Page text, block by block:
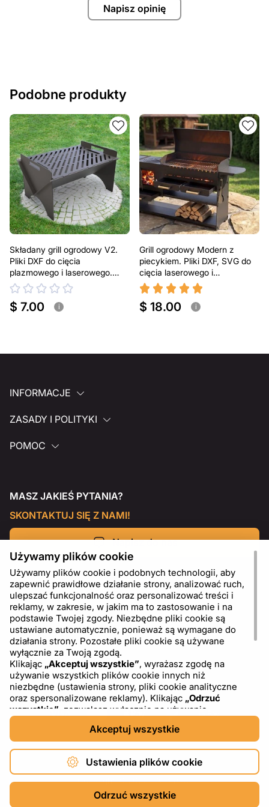
Napisz opinię
Podobne produkty
Składany grill ogrodowy V2.
Pliki DXF do cięcia
plazmowego i laserowego.
Przenośny grill BBQ
$ 7.00 i
Grill ogrodowy Modern z
piecykiem. Pliki DXF, SVG do
cięcia laserowego i
plazmowego
$ 18.00 i
INFORMACJE
ZASADY I POLITYKI
POMOC
MASZ JAKIEŚ PYTANIA?
SKONTAKTUJ SIĘ Z NAMI!
Napisz do nas
Copyright © 2026 DXF4YOU.
PL USD - US Dollar ($)
Używamy plików cookie
Używamy plików cookie i podobnych technologii, aby
zapewnić prawidłowe działanie strony, analizować ruch,
ulepszać funkcjonalność oraz personalizować treści i
reklamy, w zakresie, w jakim ma to zastosowanie i na
podstawie Twojej zgody. Niezbędne pliki cookie są
ustawiane automatycznie, ponieważ są wymagane do
działania strony. Pozostałe pliki cookie są używane
wyłącznie za Twoją zgodą.
Klikając „Akceptuj wszystkie”, wyrażasz zgodę na
używanie wszystkich plików cookie innych niż
niezbędne (ustawienia strony, pliki cookie analityczne
oraz spersonalizowane reklamy). Klikając „Odrzuć
wszystkie” , zezwalasz wyłącznie na używanie
niezbędnych plików cookie. Klikając
, możesz wybrać, które kategorie plików cookie
chcesz zaakceptować lub zablokować. Możesz w
dowolnym momencie zmienić lub wycofać swoją zgodę,
korzystając z linku „Ustawienia plików cookie” w dolnej
części strony. Więcej informacji na temat korzystania z
plików cookie, w tym o dostawcach zewnętrznych,
znajdziesz w naszejPolityce plików cookie
Akceptuj wszystkie
Ustawienia plików cookie
Odrzuć wszystkie